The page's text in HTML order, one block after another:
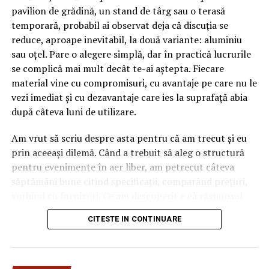
Autovit.ro, un brand care îmi împărtășește pasiunea
pentru mașini cât mai diverse. Mai mult decât un proiect,
urmează o călătorie împreună, pentru că vom aduce mai
aproape de public povești pe patru roți și informații
relevante din industria auto, într-un parteneriat care
contribuie la creșterea comunității Autovit.ro, dar și la
susținerea carierei mele în motorsport.”, a afirmat
Cristiana Oprea.
În calitate de ambasador Autovit.ro, rolul Cristianei în
viitoarele proiecte ale brandului va fi unul important,
aducând în prim-plan recenzii auto, articole de blog și
campanii de social media, toate propunând noi
Despre Autovit.ro
Autovit.ro este cea mai mare platformă online din
pavilion de grădină, un stand de târg sau o terasă
temporară, probabil ai observat deja că discuția se
reduce, aproape inevitabil, la două variante: aluminiu
sau oțel. Pare o alegere simplă, dar în practică lucrurile
se complică mai mult decât te-ai aștepta. Fiecare
material vine cu compromisuri, cu avantaje pe care nu le
vezi imediat și cu dezavantaje care ies la suprafață abia
după câteva luni de utilizare.
Am vrut să scriu despre asta pentru că am trecut și eu
prin aceeași dilemă. Când a trebuit să aleg o structură
pentru evenimente în aer liber, am petrecut câteva
săptămâni bune citind specificații, comparând prețuri,
„corect” depinde mult de context, de cât de des muți
pavilionul și de ce condiții meteo ai de înfruntat.
CITESTE IN CONTINUARE